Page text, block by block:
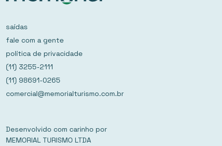
saídas
fale com a gente
política de privacidade
(11) 3255-2111
(11) 98691-0265
comercial@memorialturismo.com.br
Desenvolvido com carinho por
MEMORIAL TURISMO LTDA